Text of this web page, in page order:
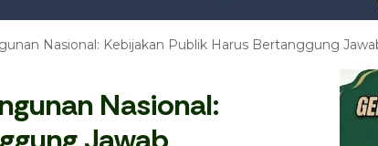
Nasional: Kebijakan Publik Harus Bertanggung
Nasional: